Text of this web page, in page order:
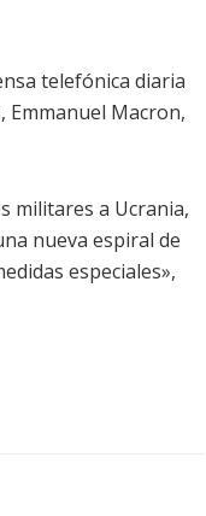
telefónica diaria
Emmanuel Macron,
militares a Ucrania,
nueva espiral de
especiales»,